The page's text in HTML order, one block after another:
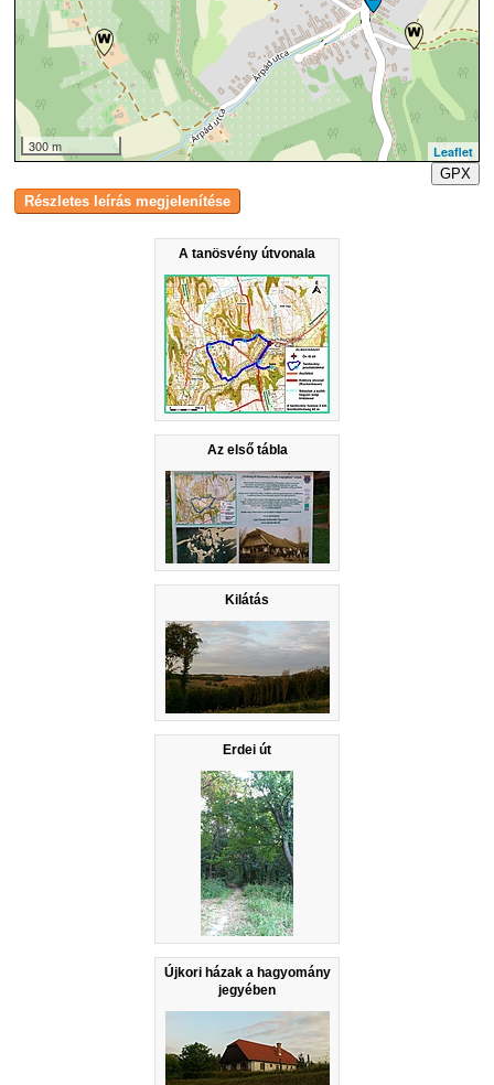
A tanösvény útvonala
Az első tábla
Kilátás
Erdei út
Újkori házak a hagyomány
jegyében
300 m
Leaflet
GPX